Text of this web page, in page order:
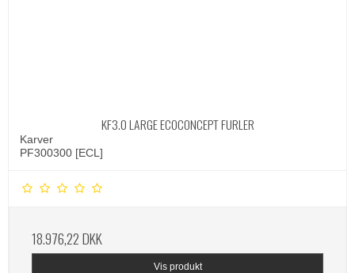
KF3.0 LARGE ECOCONCEPT FURLER
Karver
PF300300 [ECL]
18.976,22 DKK
Vis produkt